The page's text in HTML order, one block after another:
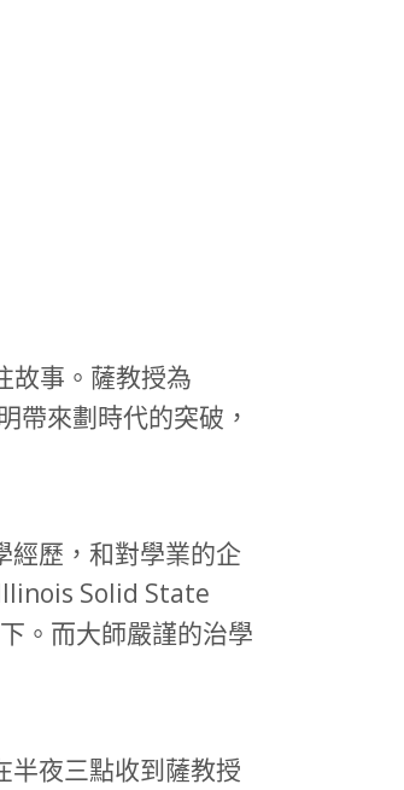
故事。薩教授為
帶來劃時代的突破，
經歷，和對學業的企
Solid State
。而大師嚴謹的治學
半夜三點收到薩教授